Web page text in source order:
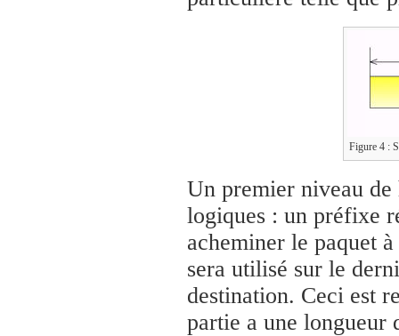
Figure 4 :
Un premier niveau de
logiques : un préfixe
acheminer le paquet
sera utilisé sur le
destination. Ceci est
partie a une longueur